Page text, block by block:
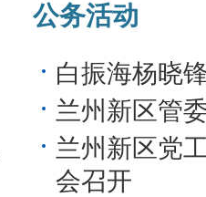
公务活动
白振海杨晓
兰州新区管
兰州新区党
会召开